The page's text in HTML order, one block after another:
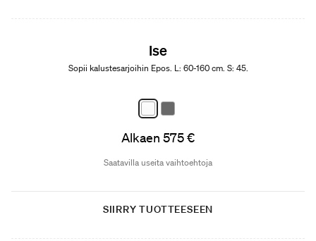
Ise
Sopii kalustesarjoihin Epos. L: 60-160 cm. S: 45.
Alkaen 575 €
Saatavilla useita vaihtoehtoja
SIIRRY TUOTTEESEEN